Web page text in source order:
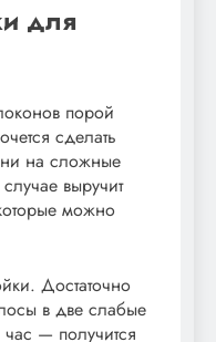
для
порой
сделать
на сложные
выручит
можно
Достаточно
в две слабые
час — получится